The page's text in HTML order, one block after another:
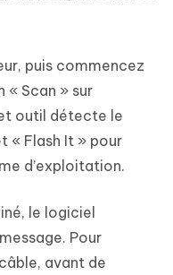
puis commencez
« Scan » sur
outil détecte le
« Flash It » pour
d’exploitation.
le logiciel
Pour
avant de